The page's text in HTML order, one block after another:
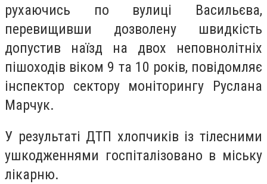
рухаючись по вулиці Васильєва,
перевищивши дозволену швидкість
допустив наїзд на двох неповнолітніх
пішоходів віком 9 та 10 років, повідомляє
інспектор сектору моніторингу Руслана
Марчук.
У результаті ДТП хлопчиків із тілесними
ушкодженнями госпіталізовано в міську
лікарню.